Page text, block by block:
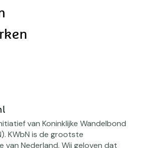
van Koninklijke Wandelbond
KWbN is de grootste
van Nederland. Wij geloven dat